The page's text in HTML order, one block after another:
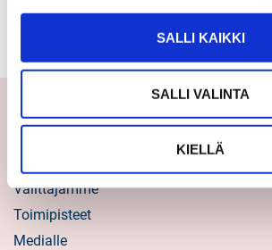
SALLI KAIKKI
SALLI VALINTA
KIELLÄ
5h+k+kph+veranta+eteinen
Välittäjämme
Toimipisteet
Medialle